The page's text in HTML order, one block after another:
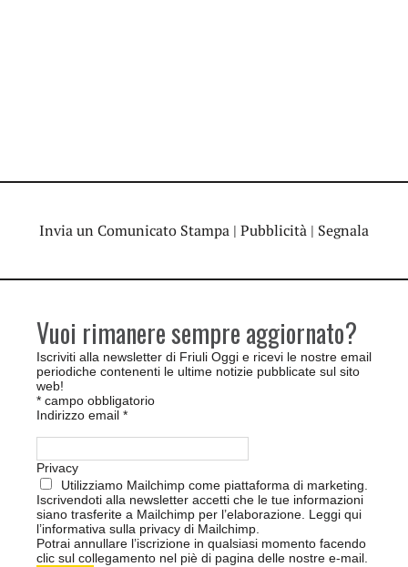
Invia un Comunicato Stampa | Pubblicità | Segnala
Vuoi rimanere sempre aggiornato?
Iscriviti alla newsletter di Friuli Oggi e ricevi le nostre email
periodiche contenenti le ultime notizie pubblicate sul sito
web!
* campo obbligatorio
Indirizzo email *
Privacy
Utilizziamo Mailchimp come piattaforma di marketing.
Iscrivendoti alla newsletter accetti che le tue informazioni
siano trasferite a Mailchimp per l’elaborazione. Leggi qui
l’informativa sulla privacy di Mailchimp.
Potrai annullare l’iscrizione in qualsiasi momento facendo
clic sul collegamento nel piè di pagina delle nostre e-mail.